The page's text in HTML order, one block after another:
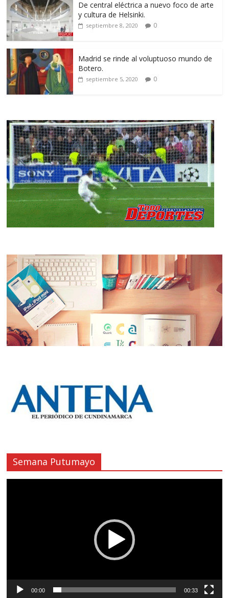
De central eléctrica a nuevo foco de arte
y cultura de Helsinki.
septiembre 8, 2020 0
Madrid se rinde al voluptuoso mundo de
Botero.
septiembre 5, 2020 0
Semana Putumayo
00:00 00:33